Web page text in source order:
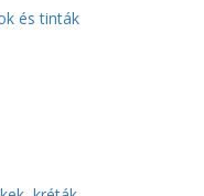
és tinták